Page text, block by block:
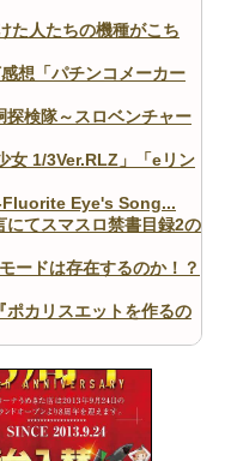
た人たちの機種がこち
想「パチンコメーカー
検隊～スロベンチャー
女 1/3Ver.RLZ」「eリン
-Fluorite Eye's Song...
にてスマスロ禁書目録2の
ードは存在するのか！？
カリスエットを作るの
械が壊れるんだけどさ
いうのでいいんだよ」